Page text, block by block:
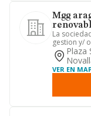
Mgg
La
gestion y/
Plaza
VER EN